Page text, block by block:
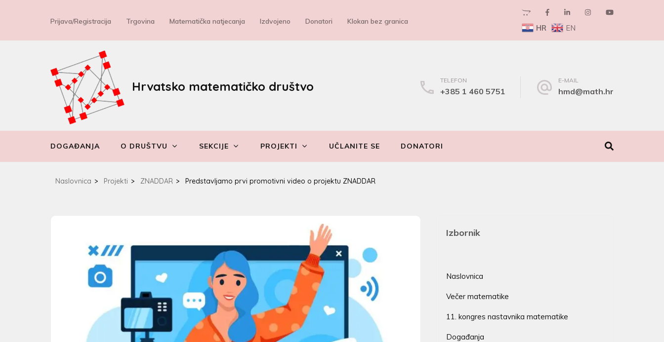
Prijava/Registracija Trgovina Matematička natjecanja Izdvojeno Donatori Klokan bez granica
HR EN
Hrvatsko matematičko društvo TELEFON
+385 1 460 5751
E-MAIL
hmd@math.hr
DOGAĐANJA O DRUŠTVU SEKCIJE PROJEKTI UČLANITE SE DONATORI
Naslovnica > Projekti > ZNADDAR > Predstavljamo prvi promotivni video o projektu ZNADDAR
Izbornik
Naslovnica
Večer matematike
11. kongres nastavnika matematike
Događanja